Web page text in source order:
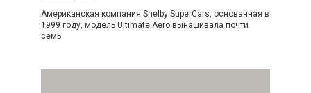
Американская компания Shelby SuperCars, основанная в
1999 году, модель Ultimate Aero вынашивала почти
семь